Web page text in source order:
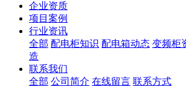
企业资质
项目案例
行业资讯
全部 配电柜知识 配电箱动态 变频柜
造
联系我们
全部 公司简介 在线留言 联系方式